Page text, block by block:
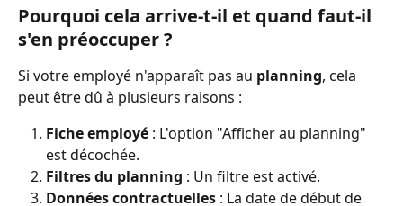
Pourquoi cela arrive-t-il et quand faut-il
s'en préoccuper ?
Si votre employé n'apparaît pas au planning, cela
peut être dû à plusieurs raisons :
Fiche employé : L'option "Afficher au planning"
est décochée.
Filtres du planning : Un filtre est activé.
Données contractuelles : La date de début de